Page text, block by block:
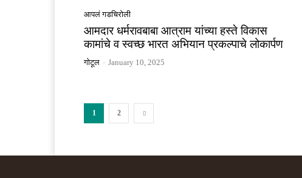
आपलं गडचिरोली
आमदार धर्मरावबाबा आत्राम यांच्या हस्ते विकास
कामांचे व स्वच्छ भारत अभियान प्रकल्पाचे लोकार्पण
गोटूल - January 10, 2025
1 2